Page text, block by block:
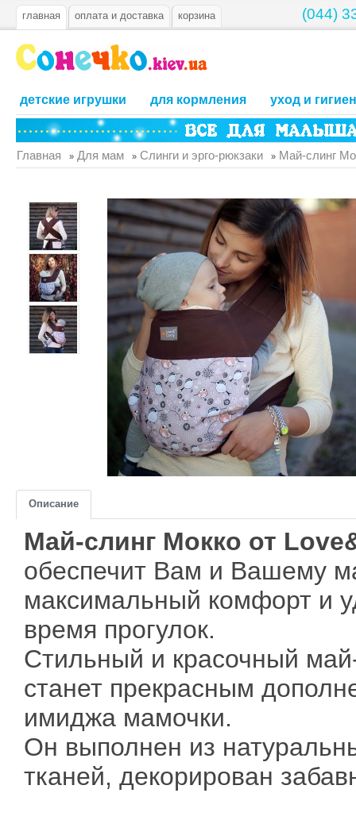
(044)
главная оплата и доставка корзина
детские игрушки для кормления уход и
Главная » Для мам » Слинги и эрго-рюкзаки » Май-слинг
Описание
Май-слинг Мокко от
обеспечит Вам и Вашему
максимальный комфорт и
время прогулок.
Стильный и красочный
станет прекрасным
имиджа мамочки.
Он выполнен из
тканей, декорирован